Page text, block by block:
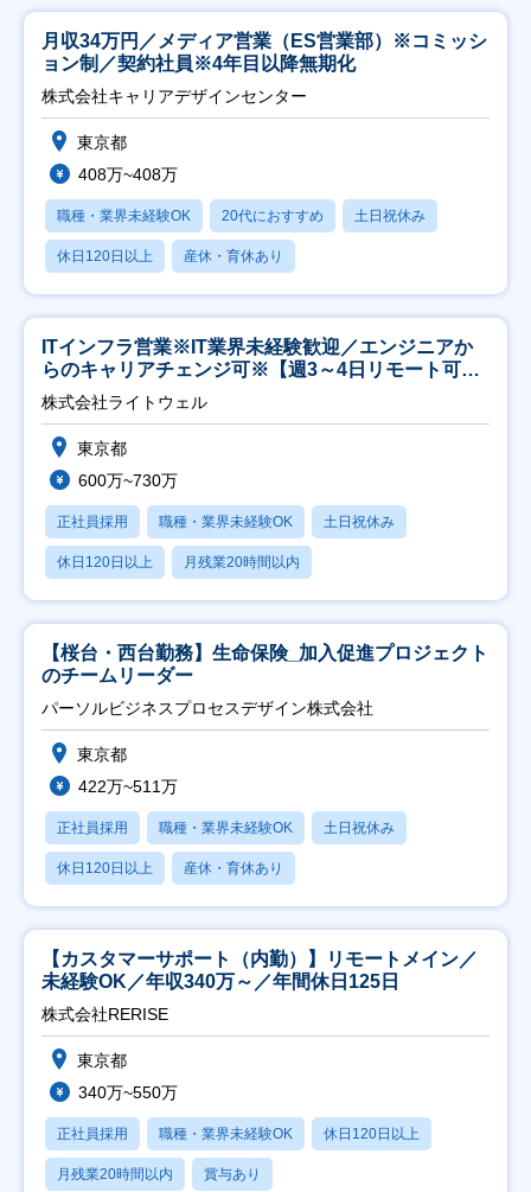
月収34万円／メディア営業（ES営業部）※コミッシ
ョン制／契約社員※4年目以降無期化
株式会社キャリアデザインセンター
東京都
408万~408万
職種・業界未経験OK 20代におすすめ 土日祝休み
休日120日以上 産休・育休あり
ITインフラ営業※IT業界未経験歓迎／エンジニアか
らのキャリアチェンジ可※【週3～4日リモート可
能】
株式会社ライトウェル
東京都
600万~730万
正社員採用 職種・業界未経験OK 土日祝休み
休日120日以上 月残業20時間以内
【桜台・西台勤務】生命保険_加入促進プロジェクト
のチームリーダー
パーソルビジネスプロセスデザイン株式会社
東京都
422万~511万
正社員採用 職種・業界未経験OK 土日祝休み
休日120日以上 産休・育休あり
【カスタマーサポート（内勤）】リモートメイン／
未経験OK／年収340万～／年間休日125日
株式会社RERISE
東京都
340万~550万
正社員採用 職種・業界未経験OK 休日120日以上
月残業20時間以内 賞与あり